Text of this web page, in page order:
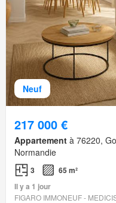
Neuf
217 000 €
Appartement à 76220,
Normandie
3
65 m²
Il y a 1 jour
FIGARO IMMONEUF -